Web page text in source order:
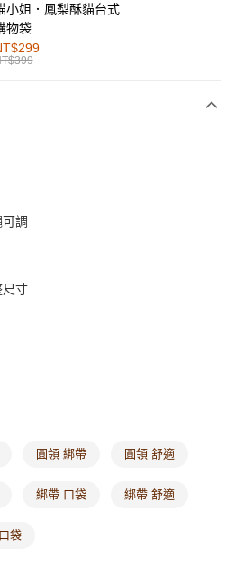
以上)免運費
以上)免運費
以上)免運費
以上)免運費
以上)免運費
查看運費
小姐．鳳梨酥貓台式
物袋
調
尺寸
圓領 綁帶 圓領 舒適
綁帶 口袋 綁帶 舒適
袋